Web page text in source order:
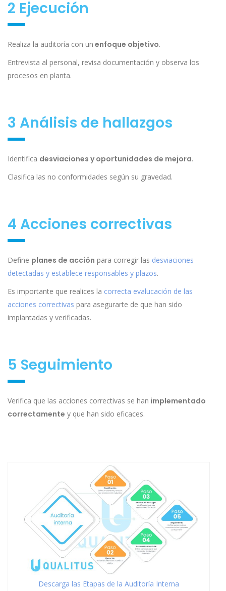
2 Ejecución
Realiza la auditoría con un enfoque objetivo.
Entrevista al personal, revisa documentación y observa los
procesos en planta.
3 Análisis de hallazgos
Identifica desviaciones y oportunidades de mejora.
Clasifica las no conformidades según su gravedad.
4 Acciones correctivas
Define planes de acción para corregir las desviaciones
detectadas y establece responsables y plazos.
Es importante que realices la correcta evalucación de las
acciones correctivas para asegurarte de que han sido
implantadas y verificadas.
5 Seguimiento
Verifica que las acciones correctivas se han implementado
correctamente y que han sido eficaces.
Descarga las Etapas de la Auditoría Interna